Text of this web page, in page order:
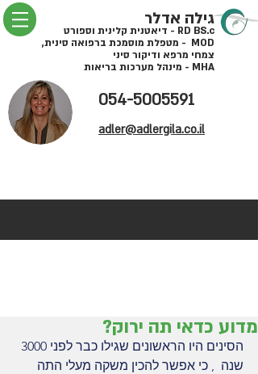
גילה אדלר
RD BS.c - דיאטנית קלינית וספורט
MOD - מטפלת מוסמכת ברפואה סינית,
צמחי מרפא ודיקור סיני
MHA - מינהל מערכות בריאות
054-5005591
adler@adlergila.co.il
מדוע כדאי תה ירוק?
שנה  , כי אפשר להכין משקה מעלי התה